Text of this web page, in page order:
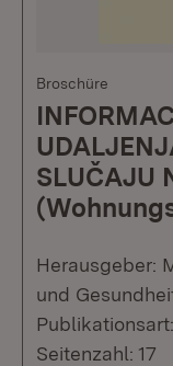
Broschüre
SLUČAJU
Herausgeber:
und
Seitenzahl: 17